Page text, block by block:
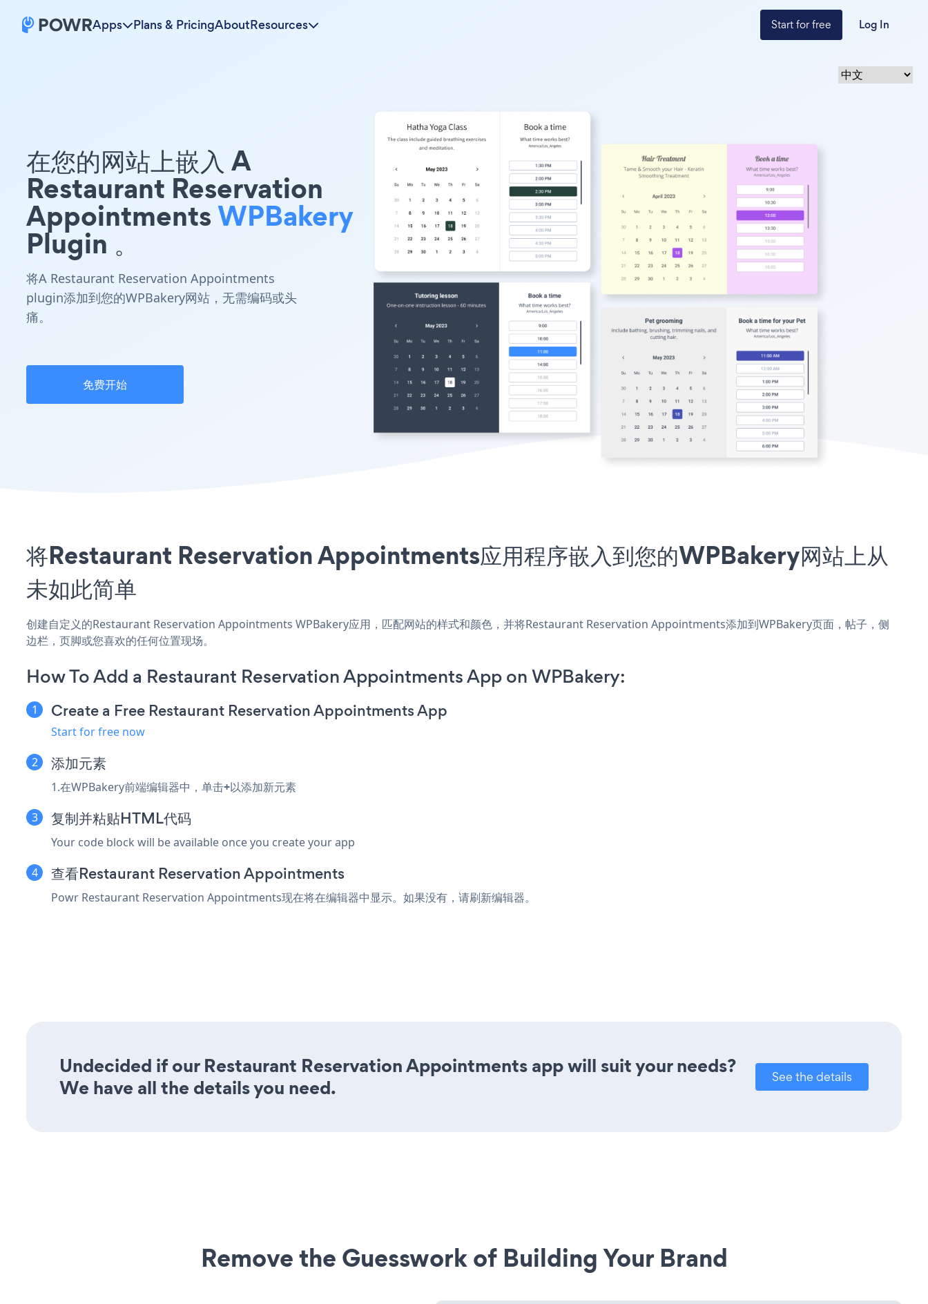
Apps Plans & PricingAboutResources Start for free Log In
在您的网站上嵌入 A
Restaurant Reservation
AppointmentsWPBakery
Plugin 。
将A Restaurant Reservation Appointments
plugin添加到您的WPBakery网站，无需编码或头
痛。
免费开始
将Restaurant Reservation Appointments应用程序嵌入到您的WPBakery网站上从
未如此简单
创建自定义的Restaurant Reservation Appointments WPBakery应用，匹配网站的样式和颜色，并将Restaurant Reservation Appointments添加到WPBakery页面，帖子，侧
边栏，页脚或您喜欢的任何位置现场。
How To Add a Restaurant Reservation Appointments App on WPBakery:
Create a Free Restaurant Reservation Appointments App
Start for free now
添加元素
1.在WPBakery前端编辑器中，单击+以添加新元素
复制并粘贴HTML代码
Your code block will be available once you create your app
查看Restaurant Reservation Appointments
Powr Restaurant Reservation Appointments现在将在编辑器中显示。如果没有，请刷新编辑器。
Undecided if our Restaurant Reservation Appointments app will suit your needs?
We have all the details you need.
See the details
Remove the Guesswork of Building Your Brand